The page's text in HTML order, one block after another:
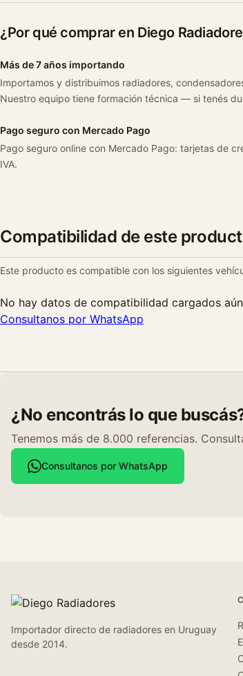
¿Por qué comprar en Diego
Más de 7 años importando
Importamos y distribuimos radiadores,
Nuestro equipo tiene formación técnica — si tenés
Pago seguro con Mercado Pago
Pago seguro online con Mercado Pago: tarjetas de
IVA.
Compatibilidad de este
Este producto es compatible con los siguientes
No hay datos de compatibilidad cargados
Consultanos por WhatsApp
¿No encontrás lo que
Tenemos más de 8.000 referencias.
Consultanos por WhatsApp
Importador directo de radiadores en Uruguay
desde 2014.